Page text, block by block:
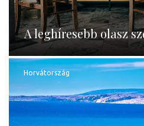
A leghíresebb olasz
Horvátország